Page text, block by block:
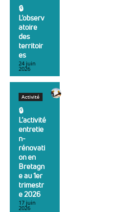
🔒︎
L’observ
atoire
des
territoir
es
24 juin
2026
Activité
🔒︎
L’activité
entretie
n-
rénovati
on en
Bretagn
e au 1er
trimestr
e 2026
17 juin
2026